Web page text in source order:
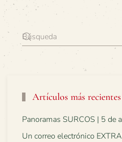
Artículos más recientes
Panoramas SURCOS | 5 de
Un correo electrónico